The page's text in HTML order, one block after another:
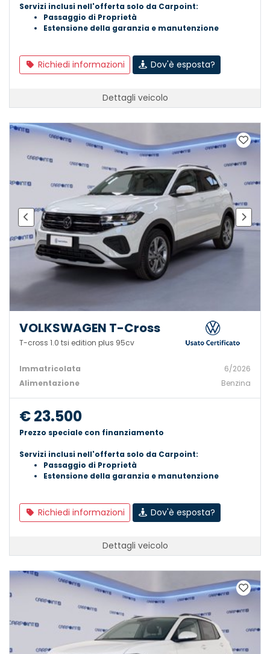
Servizi inclusi nell'offerta solo da Carpoint:
Passaggio di Proprietà
Estensione della garanzia e manutenzione
Richiedi informazioni Dov'è esposta?
Dettagli veicolo
VOLKSWAGEN T-Cross
T-cross 1.0 tsi edition plus 95cv
Immatricolata
6/2026
Alimentazione
Benzina
€ 23.500
Prezzo speciale con finanziamento
Servizi inclusi nell'offerta solo da Carpoint:
Passaggio di Proprietà
Estensione della garanzia e manutenzione
Richiedi informazioni Dov'è esposta?
Dettagli veicolo